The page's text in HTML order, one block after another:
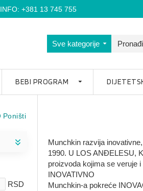
INFO: +381 13 745 755
Sve kategorije
BEBI PROGRAM
Poništi
RSD
Munchkin razvija
1990. U LOS ANĐELESU,
proizvoda kojima se veruje
INOVATIVNO
Munchkin-a pokreće